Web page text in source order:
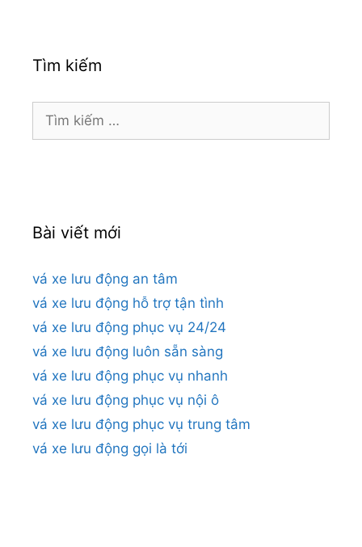
Tìm kiếm
Tìm
Bài viết mới
vá xe lưu động an tâm
vá xe lưu động hỗ trợ tận tình
vá xe lưu động phục vụ 24/24
vá xe lưu động luôn sẵn sàng
vá xe lưu động phục vụ nhanh
vá xe lưu động phục vụ nội ô
vá xe lưu động phục vụ trung tâm
vá xe lưu động gọi là tới